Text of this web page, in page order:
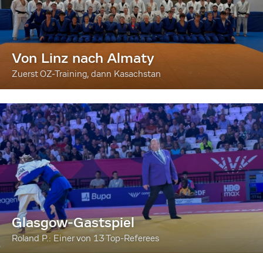
Von Linz nach Almaty
Zuerst OZ-Training, dann Kasachstan
Glasgow-Gastspiel
Roland P.: Einer von 13 Top-Referees